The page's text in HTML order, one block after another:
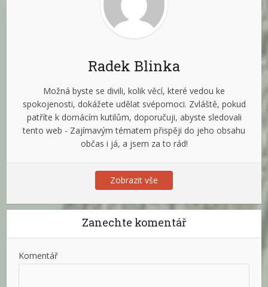
Radek Blinka
Možná byste se divili, kolik věcí, které vedou ke
spokojenosti, dokážete udělat svépomoci. Zvláště, pokud
patříte k domácím kutilům, doporučuji, abyste sledovali
tento web - Zajímavým tématem přispěji do jeho obsahu
občas i já, a jsem za to rád!
Zobrazit vše
Zanechte komentář
Komentář